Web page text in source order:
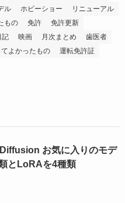
ル ホビーショー
リニューアル
もの 免許
免許更新
記 映画 月次まとめ
歯医者
てよかったもの
運転免許証
お気に入りのモデ
とLoRAを4種類